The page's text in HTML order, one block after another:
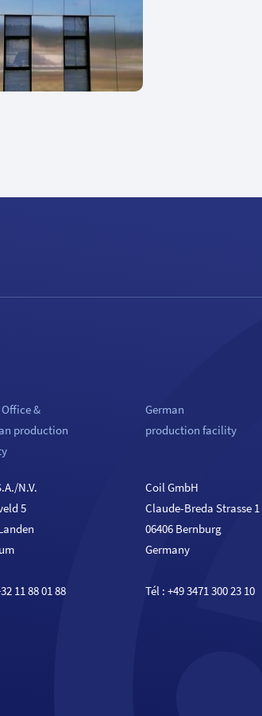
&
production
N.V.
5
11 88 01 88
German
production facility
Coil GmbH
Claude-Breda Strasse 1
06406 Bernburg
Germany
Tél :+49 3471 300 23 10